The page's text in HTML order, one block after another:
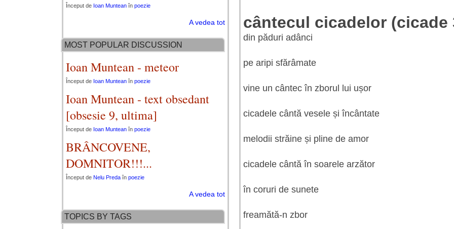
cântecul cicadelor (cicade
din păduri adânci
pe aripi sfărâmate
vine un cântec în zborul lui ușor
cicadele cântă vesele și încântate
melodii străine și pline de amor
cicadele cântă în soarele arzător
în coruri de sunete
freamătă-n zbor
Început de Ioan Muntean în poezie
A vedea tot
MOST POPULAR DISCUSSION
Ioan Muntean - meteor
Început de Ioan Muntean în poezie
Ioan Muntean - text obsedant
[obsesie 9, ultima]
Început de Ioan Muntean în poezie
BRÂNCOVENE,
DOMNITOR!!!...
Început de Nelu Preda în poezie
A vedea tot
TOPICS BY TAGS